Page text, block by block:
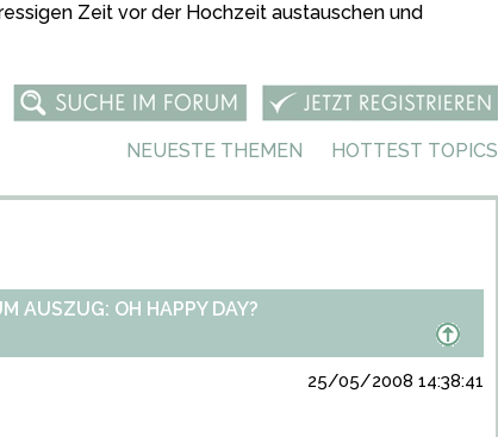
Zeit vor der Hochzeit austauschen und
NEUESTE THEMEN HOTTEST TOPICS
AUSZUG: OH HAPPY DAY?
25/05/2008 14:38:41